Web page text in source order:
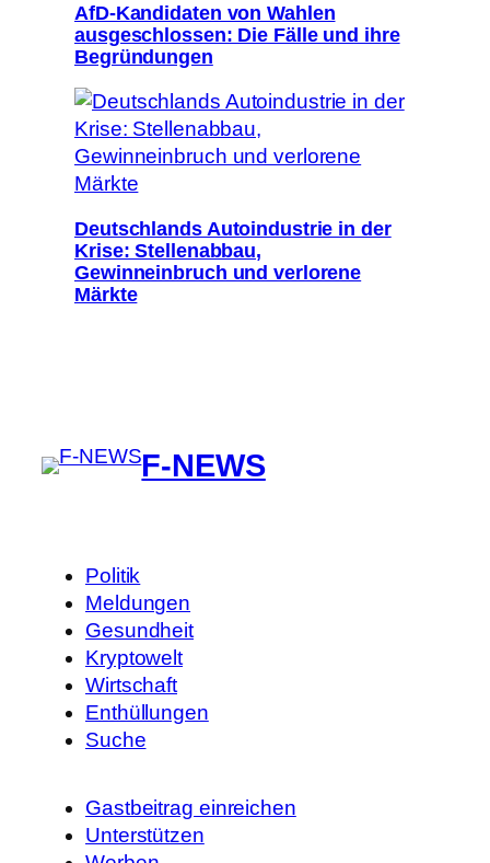
AfD-Kandidaten von Wahlen
ausgeschlossen: Die Fälle und ihre
Begründungen
Deutschlands Autoindustrie in der
Krise: Stellenabbau,
Gewinneinbruch und verlorene
Märkte
F-NEWS
Politik
Meldungen
Gesundheit
Kryptowelt
Wirtschaft
Enthüllungen
Suche
Gastbeitrag einreichen
Unterstützen